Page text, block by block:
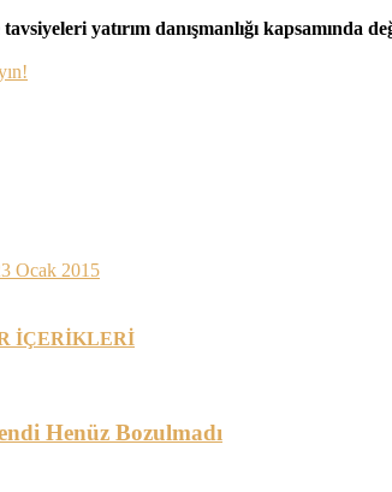
yatırım danışmanlığı kapsamında
Ocak 2015
İÇERİKLERİ
Henüz Bozulmadı